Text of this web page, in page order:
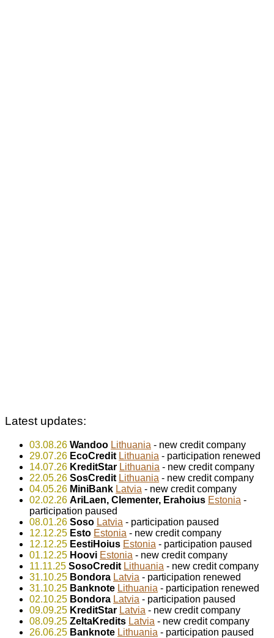
Latest updates:
03.08.26 Wandoo Lithuania - new credit company
29.07.26 EcoCredit Lithuania - participation renewed
14.07.26 KreditStar Lithuania - new credit company
22.05.26 SosCredit Lithuania - new credit company
04.05.26 MiniBank Latvia - new credit company
02.02.26 AriLaen, Clementer, Erahoius Estonia -
participation paused
08.01.26 Soso Latvia - participation paused
12.12.25 Esto Estonia - new credit company
12.12.25 EestiHoius Estonia - participation paused
01.12.25 Hoovi Estonia - new credit company
11.11.25 SosoCredit Lithuania - new credit company
31.10.25 Bondora Latvia - participation renewed
31.10.25 Banknote Lithuania - participation renewed
02.10.25 Bondora Latvia - participation paused
09.09.25 KreditStar Latvia - new credit company
08.09.25 ZeltaKredits Latvia - new credit company
26.06.25 Banknote Lithuania - participation paused